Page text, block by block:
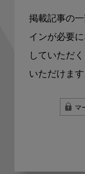
掲載記事の
インが必要
していただ
いただけます
マ